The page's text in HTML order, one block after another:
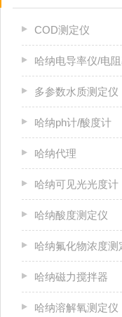
COD测定仪
哈纳电导率仪/电
多参数水质测定仪
哈纳ph计/酸度计
哈纳代理
哈纳可见光光度计
哈纳酸度测定仪
哈纳氟化物浓度测
哈纳磁力搅拌器
哈纳溶解氧测定仪